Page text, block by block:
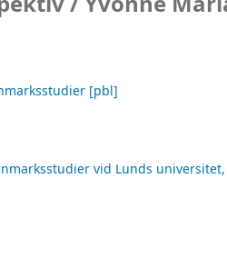
[pbl]
vid Lunds universitet,